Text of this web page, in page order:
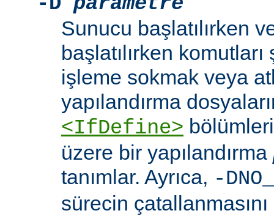
Sunucu başlatılırken
başlatılırken
işleme sokmak veya
yapılandırma
<IfDefine>
üzere bir yapılandırma
tanımlar. Ayrıca, -
sürecin